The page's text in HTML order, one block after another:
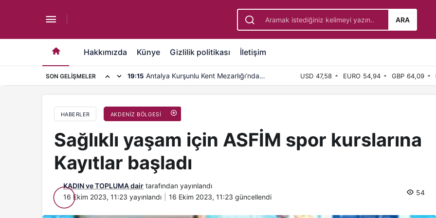
ARA
Hakkımızda Künye Gizlilik politikası İletişim
SON GELIŞMELER 19:15 Antalya Kurşunlu Kent Mezarlığı’nda USD 47,58 EURO 54,94 GBP 64,09
HABERLER AKDENİZ BÖLGESİ
Sağlıklı yaşam için ASFİM spor kurslarına
Kayıtlar başladı
KADIN ve TOPLUMA dair tarafından yayınlandı
16 Ekim 2023, 11:23 yayınlandı 16 Ekim 2023, 11:23 güncellendi
54
Sağlıklı yaşam için ASFİM spor kurslarına Kayıtlar başladı